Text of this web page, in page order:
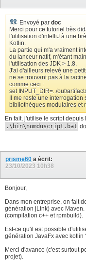
Envoyé par doc
Merci pour ce tutoriel très
l'utilisation d'intelliJ à une
Kotlin.
La partie qui m'a vraiment
du lanceur natif, m'étant
l'utilisation des JDK > 1.8.
J'ai d'ailleurs relevé une
ne se trouvant pas à la
comme ceci :
set INPUT_DIR=../
Il me reste une interrogation
bibliothèques modulaires et
En fait, j'utilise le script
.\bin\nomduscript.bat
prisme60 a écrit:
23/10/2023 10h38
Bonjour,
Dans mon entreprise, on fait
génération jLink) avec
(compilation c++ et rpmbuild).
Est-ce qu'il est possible
génération JavaFx avec kotlin
Merci d'avance (c'est surtout
projet).